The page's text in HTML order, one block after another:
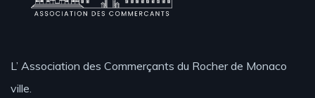
L’ Association des Commerçants du Rocher de Monaco
ville.